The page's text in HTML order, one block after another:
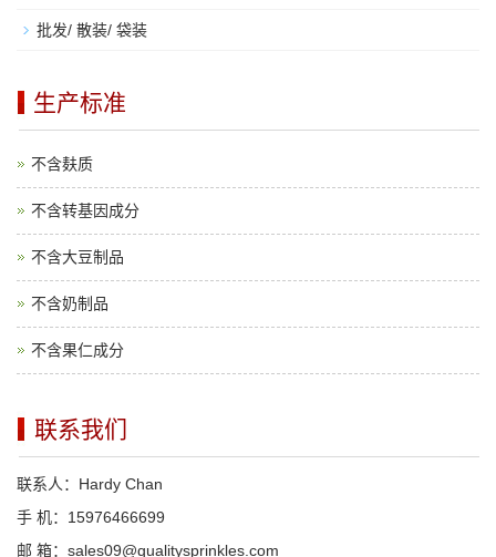
批发/ 散装/ 袋装
生产标准
不含麸质
不含转基因成分
不含大豆制品
不含奶制品
不含果仁成分
联系我们
联系人：Hardy Chan
手 机：15976466699
邮 箱：sales09@qualitysprinkles.com